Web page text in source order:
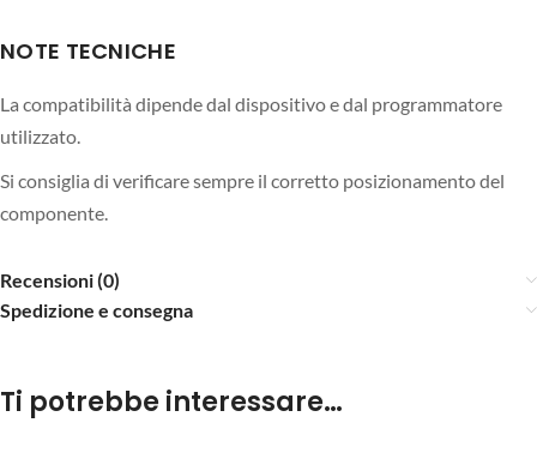
NOTE TECNICHE
La compatibilità dipende dal dispositivo e dal programmatore
utilizzato.
Si consiglia di verificare sempre il corretto posizionamento del
componente.
Recensioni (0)
Spedizione e consegna
Ti potrebbe interessare…